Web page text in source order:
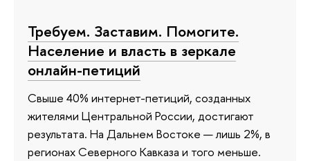
Требуем. Заставим. Помогите.
Население и власть в зеркале
онлайн-петиций
Свыше 40% интернет-петиций, созданных
жителями Центральной России, достигают
результата. На Дальнем Востоке — лишь 2%, в
регионах Северного Кавказа и того меньше.